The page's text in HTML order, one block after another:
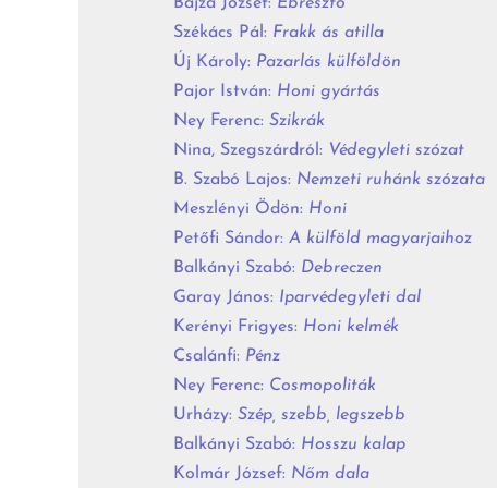
Székács Pál: Frakk ás atilla
Új Károly: Pazarlás külföldön
Pajor István: Honi gyártás
Ney Ferenc: Szikrák
Nina, Szegszárdról: Védegyleti szózat
B. Szabó Lajos: Nemzeti ruhánk szózata
Meszlényi Ödön: Honi
Petőfi Sándor: A külföld magyarjaihoz
Balkányi Szabó: Debreczen
Garay János: Iparvédegyleti dal
Kerényi Frigyes: Honi kelmék
Csalánfi: Pénz
Ney Ferenc: Cosmopoliták
Urházy: Szép, szebb, legszebb
Balkányi Szabó: Hosszu kalap
Kolmár József: Nőm dala